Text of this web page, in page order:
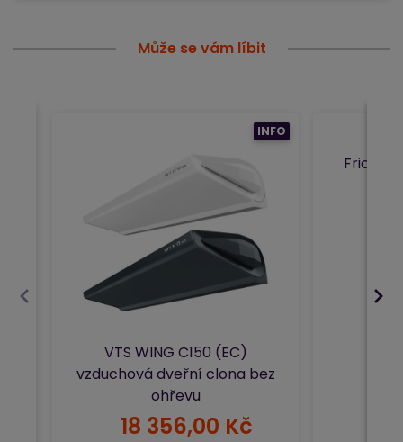
Může se vám líbit
INFO
VTS WING C150 (EC)
vzduchová dveřní clona bez
ohřevu
18 356,00 Kč
Frico